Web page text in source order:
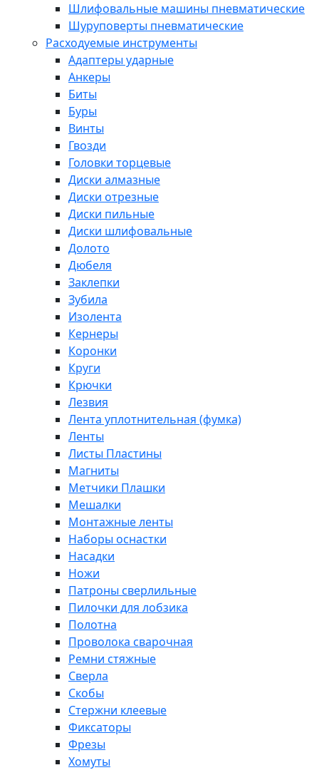
Шлифовальные машины пневматические
Шуруповерты пневматические
Расходуемые инструменты
Адаптеры ударные
Анкеры
Биты
Буры
Винты
Гвозди
Головки торцевые
Диски алмазные
Диски отрезные
Диски пильные
Диски шлифовальные
Долото
Дюбеля
Заклепки
Зубила
Изолента
Кернеры
Коронки
Круги
Крючки
Лезвия
Лента уплотнительная (фумка)
Ленты
Листы Пластины
Магниты
Метчики Плашки
Мешалки
Монтажные ленты
Наборы оснастки
Насадки
Ножи
Патроны сверлильные
Пилочки для лобзика
Полотна
Проволока сварочная
Ремни стяжные
Сверла
Скобы
Стержни клеевые
Фиксаторы
Фрезы
Хомуты